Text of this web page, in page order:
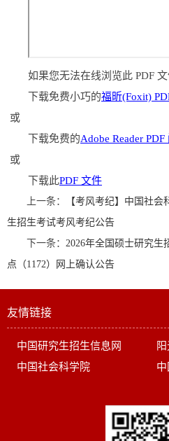
如果您无法在线浏览此 PDF
下载免费小巧的福昕(Foxit)
或
下载免费的Adobe Reader PDF
或
下载此PDF 文件
上一条：
【考风考纪】中国社
生招生考试考风考纪公告
下一条： 2026年全国硕士研究生
点（1172）网上确认公告
友情链接
中国研究生招生信息网
中国社会科学院